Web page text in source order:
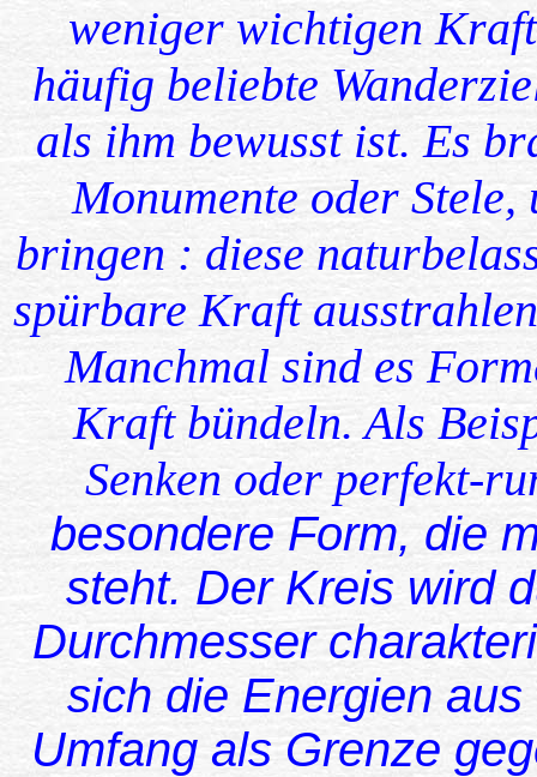
weniger wichtigen
häufig beliebte
als ihm bewusst ist. Es
Monumente oder
bringen : diese
spürbare Kraft
Manchmal sind es
Kraft bündeln. Als
Senken oder perfekt-
besondere Form, die
steht. Der Kreis wird
Durchmesser
sich die Energien
Umfang als Grenze